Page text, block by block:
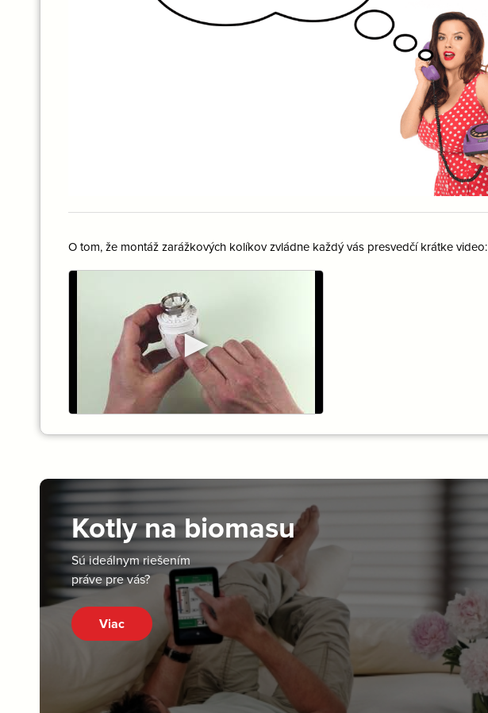
O tom, že montáž zarážkových kolíkov zvládne každý vás presvedčí krátke video:
►
Kotly na biomasu
Sú ideálnym riešením
práve pre vás?
Viac